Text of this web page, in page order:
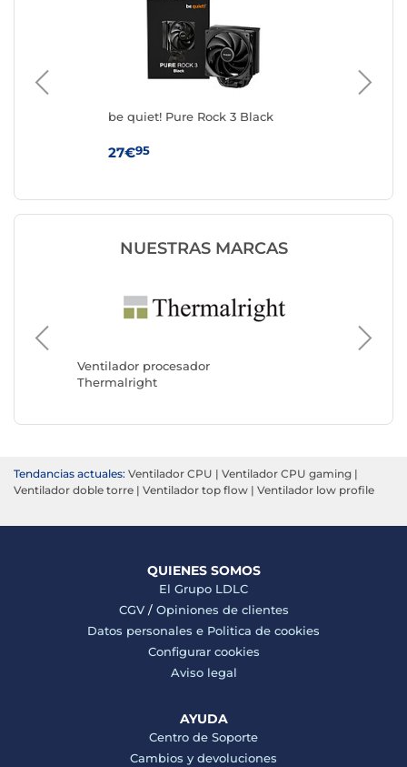
be quiet! Pure Rock 3 Black
27€95
NUESTRAS MARCAS
Ventilador procesador
Thermalright
Noctua
Tendancias actuales: Ventilador CPU | Ventilador CPU gaming |
Ventilador doble torre | Ventilador top flow | Ventilador low profile
QUIENES SOMOS
El Grupo LDLC
CGV/ Opiniones de clientes
Datos personales e Politica de cookies
Configurar cookies
Aviso legal
AYUDA
Centro de Soporte
Cambios y devoluciones